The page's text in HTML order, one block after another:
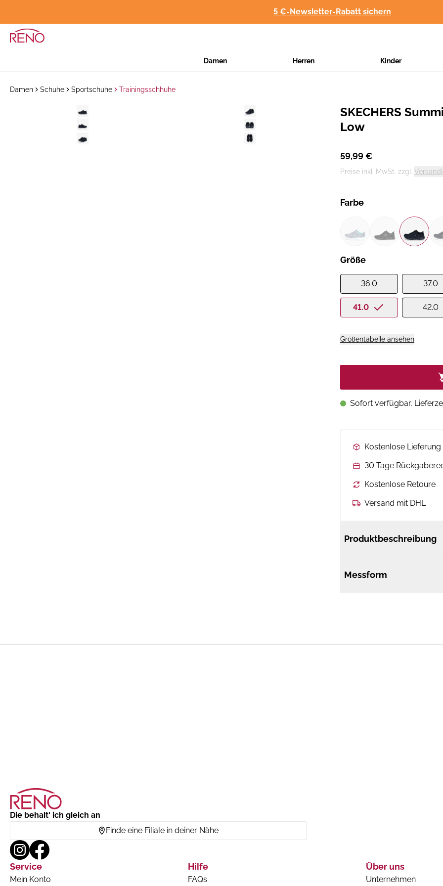
5 €-Newsletter-Rabatt sichern
Damen Herren Kinder
Damen Schuhe Sportschuhe Trainingsschhuhe
Hersteller:
SKECHERS
Low
59,99 €
Preise inkl. MwSt. zzgl.
Farbe
Größe
36.0 37.0
41.0 42.0
Größentabelle ansehen
Sofort verfügbar,
Kostenlose
30 Tage
Kostenlose Retoure
Versand mit DHL
Produktbeschreibung
Messform
Die behalt' ich gleich an
Finde eine Filiale in deiner Nähe
Service
Mein Konto
Hilfe
FAQs
Über uns
Unternehmen